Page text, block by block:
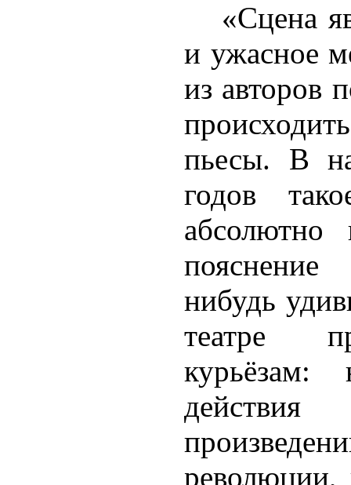
«Сцена
и ужасное
из авторов
пьесы. В
годов
абсолютно
нибудь
театре